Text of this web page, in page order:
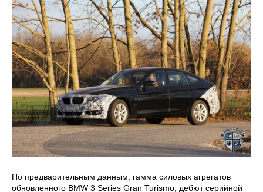
По предварительным данным, гамма силовых агрегатов
обновленного BMW 3 Series Gran Turismo, дебют серийной